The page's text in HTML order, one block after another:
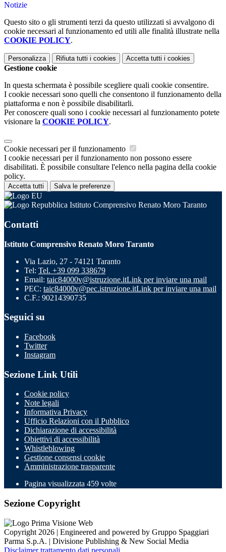
Notizie
Questo sito o gli strumenti terzi da questo utilizzati si avvalgono di
cookie necessari al funzionamento ed utili alle finalità illustrate nella
COOKIE POLICY.
Personalizza Rifiuta tutti i cookies Accetta tutti i cookies
Gestione cookie
In questa schermata è possibile scegliere quali cookie consentire.
I cookie necessari sono quelli che consentono il funzionamento della
piattaforma e non è possibile disabilitarli.
Per conoscere quali sono i cookie necessari al funzionamento potete
visionare la COOKIE POLICY.
Cookie necessari per il funzionamento
I cookie necessari per il funzionamento non possono essere
disabilitati. È possibile consultare l'elenco nella pagina della cookie
policy.
Accetta tutti Salva le preferenze
Istituto Comprensivo Renato Moro Taranto
Contatti
Istituto Comprensivo Renato Moro Taranto
Via Lazio, 27 - 74121 Taranto
Tel: Tel. +39 099 338679
Email: taic84000v@istruzione.itLink per inviare una mail
PEC: taic84000v@pec.istruzione.itLink per inviare una mail
C.F.: 90214390735
Seguici su
Facebook
Twitter
Instagram
Sezione Link Utili
Cookie policy
Note legali
Informativa Privacy
Ufficio Relazioni con il Pubblico
Dichiarazione di accessibilità
Obiettivi di accessibilità
Whistleblowing
Gestione consensi cookie
Amministrazione trasparente
Pagina visualizzata 459 volte
Sezione Copyright
Copyright 2026 | Engineered and powered by Gruppo Spaggiari
Parma S.p.A. | Divisione Publishing & New Social Media
Disclaimer trattamento dati personali